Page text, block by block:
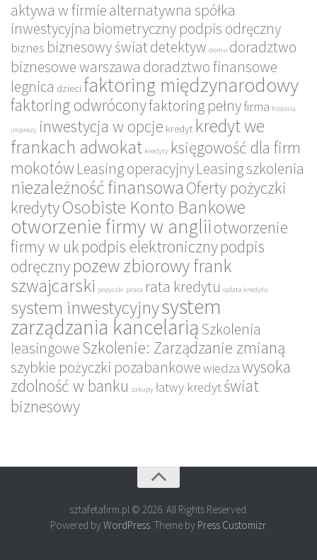
aktywa w firmiealternatywna spółka
inwestycyjna biometryczny podpis odręczny
biznes biznesowy światdetektyw domu doradztwo
biznesowe warszawa doradztwo finansowe
legnica dzieci faktoring międzynarodowy
faktoring odwróconyfaktoring pełnyfirma historia
imprezy inwestycja w opcje kredyt kredyt we
frankach adwokat kredyty księgowość dla firm
mokotówLeasing operacyjnyLeasing szkolenia
niezależność finansowa Oferty pożyczki
kredytyOsobiste Konto Bankowe
otworzenie firmy w anglii otworzenie
firmy w uk podpis elektronicznypodpis
odręcznypozew zbiorowy frank
szwajcarski pożyczki praca rata kredytu spłata kredytu
system inwestycyjnysystem
zarządzania kancelarią Szkolenia
leasingoweSzkolenie: Zarządzanie zmianą
szybkie pożyczki pozabankowewiedzawysoka
zdolność w banku zakupy łatwy kredytświat
biznesowy
sztafetafirm.pl © 2026. All Rights Reserved.
Powered by WordPress. Theme by Press Customizr.